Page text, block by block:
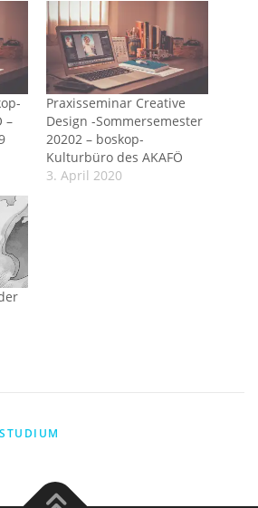
–
Praxisseminar Creative
Design -Sommersemester
20202 – boskop-
Kulturbüro des AKAFÖ
3. April 2020
STUDIUM